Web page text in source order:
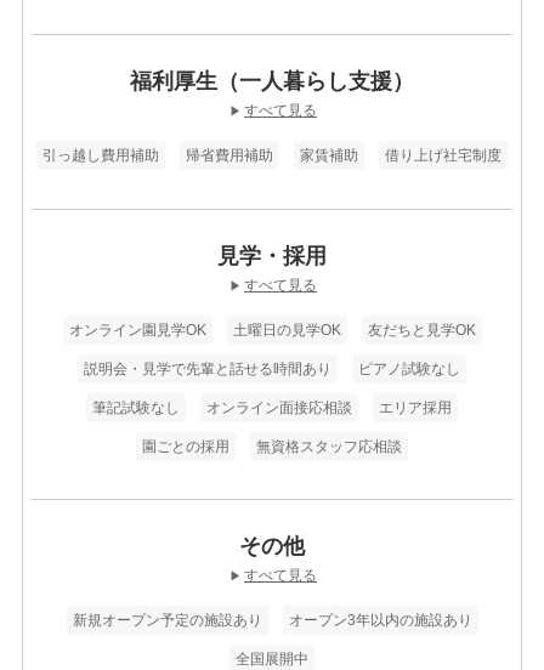
福利厚生（一人暮らし支援）
▶ すべて見る
引っ越し費用補助 帰省費用補助 家賃補助 借り上げ社宅制度
見学・採用
▶ すべて見る
オンライン園見学OK 土曜日の見学OK 友だちと見学OK
説明会・見学で先輩と話せる時間あり ピアノ試験なし
筆記試験なし オンライン面接応相談 エリア採用
園ごとの採用 無資格スタッフ応相談
その他
▶ すべて見る
新規オープン予定の施設あり オープン3年以内の施設あり
全国展開中